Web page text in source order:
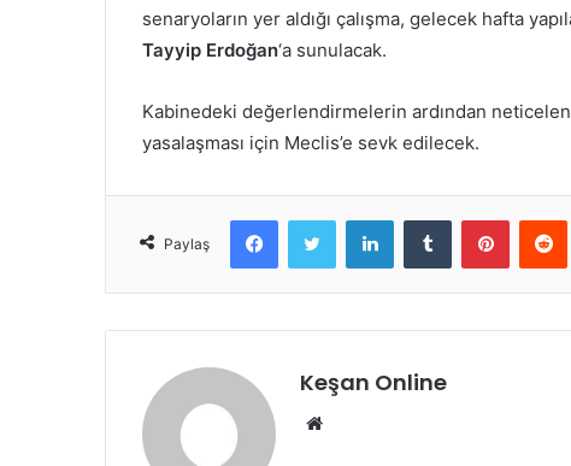
senaryoların yer aldığı çalışma, gelecek hafta
Tayyip Erdoğan‘a sunulacak.
Kabinedeki değerlendirmelerin ardından
yasalaşması için Meclis’e sevk edilecek.
Paylaş
FacebookTwitter LinkedInTumblr Pinterest
Keşan Online
Web